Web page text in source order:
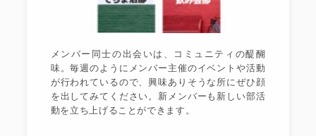
メンバー同士の出会いは、コミュニティの醍醐
味。毎週のようにメンバー主催のイベントや活動
が行われているので、興味ありそうな所にぜひ顔
を出してみてください。新メンバーも新しい部活
動を立ち上げることができます。